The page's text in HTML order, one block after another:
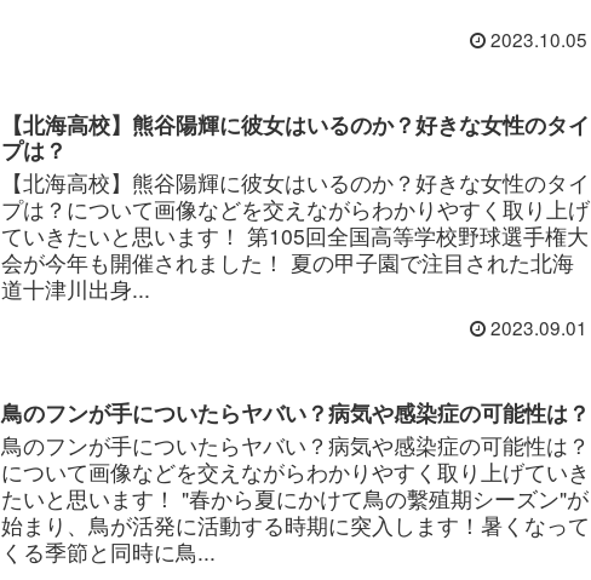
2023.10.05
【北海高校】熊谷陽輝に彼女はいるのか？好きな女性のタイ
プは？
【北海高校】熊谷陽輝に彼女はいるのか？好きな女性のタイ
プは？について画像などを交えながらわかりやすく取り上げ
ていきたいと思います！ 第105回全国高等学校野球選手権大
会が今年も開催されました！ 夏の甲子園で注目された北海
道十津川出身...
2023.09.01
鳥のフンが手についたらヤバい？病気や感染症の可能性は？
鳥のフンが手についたらヤバい？病気や感染症の可能性は？
について画像などを交えながらわかりやすく取り上げていき
たいと思います！ "春から夏にかけて鳥の繫殖期シーズン"が
始まり、鳥が活発に活動する時期に突入します！暑くなって
くる季節と同時に鳥...